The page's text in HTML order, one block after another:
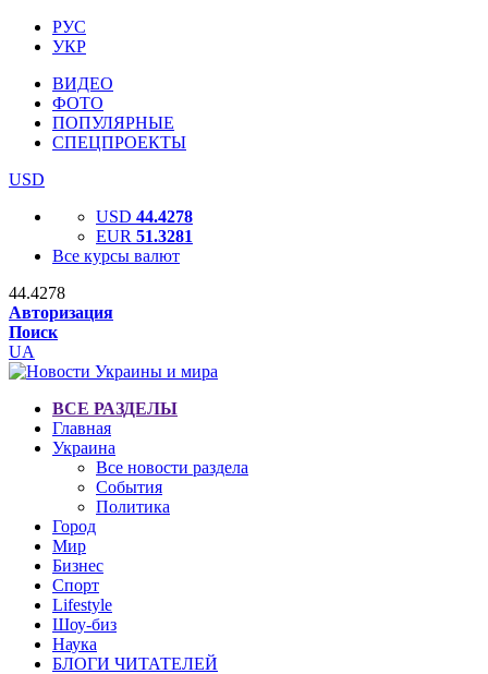
РУС
УКР
ВИДЕО
ФОТО
ПОПУЛЯРНЫЕ
СПЕЦПРОЕКТЫ
USD
USD 44.4278
EUR 51.3281
Все курсы валют
44.4278
Авторизация
Поиск
UA
ВСЕ РАЗДЕЛЫ
Главная
Украина
Все новости раздела
События
Политика
Город
Мир
Бизнес
Спорт
Lifestyle
Шоу-биз
Наука
БЛОГИ ЧИТАТЕЛЕЙ